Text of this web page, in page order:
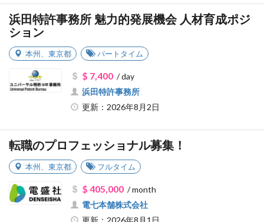
浜田特許事務所 魅力的発展機会 人材育成ポジ
ション
本州 東京都 パートタイム
$ 7,400/ day
浜田特許事務所
更新：2026年8月2日
転職のプロフェッショナル募集！
本州 東京都 フルタイム
$ 405,000/ month
電七本舗株式会社